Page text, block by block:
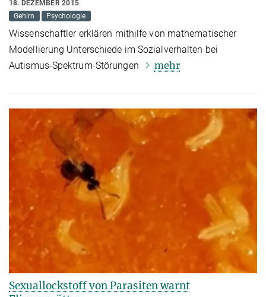
18. DEZEMBER 2015
Gehirn
Psychologie
Wissenschaftler erklären mithilfe von mathematischer
Modellierung Unterschiede im Sozialverhalten bei
Autismus-Spektrum-Störungen
mehr
Sexuallockstoff von Parasiten warnt